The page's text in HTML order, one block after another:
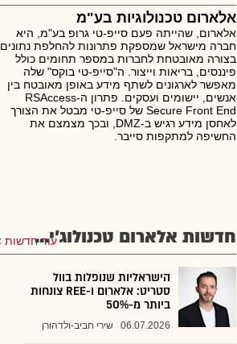
אלארום טכנולוגיות בע"מ
אלארום, שהייתה פעם סייפ-טי גרופ בע"מ, היא
חברה מישראל שמספקת פתרונות להחלפת נתונים
בצורה מאובטחת לחברות במספר תחומים כולל
פיננסים, בריאות וייצור. ה"סייפ-טי בוקס" שלה
מאפשר לארגונים לשתף מידע באופן מאובטח בין
אנשים, יישומים ועסקים. פתרון ה-RSAccess
Secure Front End של סייפ-טי מבטל את הצורך
לאחסן מידע רגיש ב-DMZ, ובכך מצמצם את
החשיפה למתקפות סייבר.
חדשות אלארום טכנולוג'י...עוד חדשות
הישראליות שנופלות בוול
סטריט: אלארום ו-REE צונחות
ביותר מ-50%
06.07.2026 שירי חביב-ולדהורן